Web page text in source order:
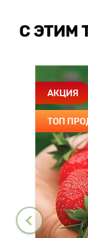
С ЭТИМ
АКЦИЯ
ТОП